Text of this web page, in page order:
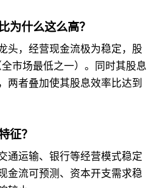
为什么这么高？
头，经营现金流极为稳定，股
市场最低之一）。同时其股息
两者叠加使其股息效率比达到
征？
通运输、银行等经营模式稳定
金流可预测、资本开支需求稳